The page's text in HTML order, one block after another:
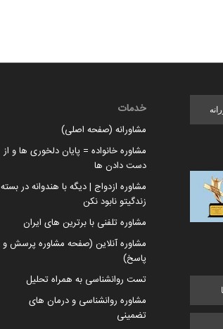
خدمات
مشاورانه (صفحه اصلی)
مشاوره خانواده = پایان دلخوری ها و از
دست دادن ها
مشاوره ازدواج | دیگه با هندوانه در بسته
زندگیتو نابود نکن
مشاوره تلفنی با برترین های ایران
مشاوره آنلاین (صفحه مشاوره پرسش و
پاسخ)
تست روانشناسی به همراه تحلیل
مشاوره روانشناسی و درمان های
تضمینی